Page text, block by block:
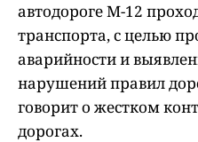
автодороге М-12
транспорта, с целью
аварийности и
нарушений правил
говорит о жестком
дорогах.